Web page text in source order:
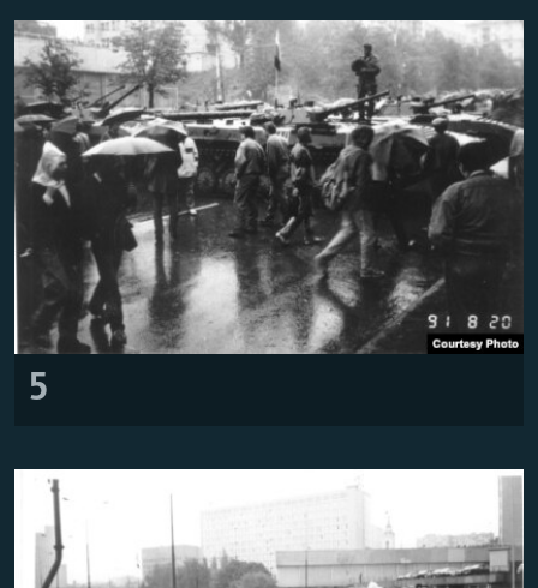
АРХИВ
Հայերեն
English
Русский
Все сайты Радио Азатутюн
5